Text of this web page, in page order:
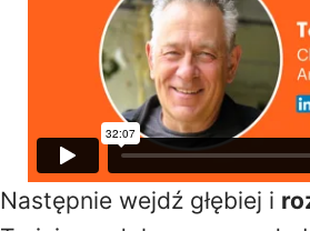
Następnie wejdź głębiej i